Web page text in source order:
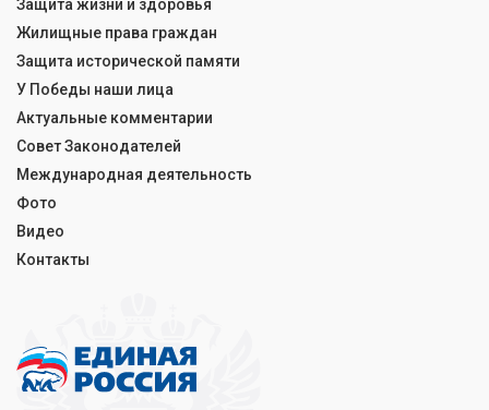
Защита жизни и здоровья
Жилищные права граждан
Защита исторической памяти
У Победы наши лица
Актуальные комментарии
Совет Законодателей
Международная деятельность
Фото
Видео
Контакты